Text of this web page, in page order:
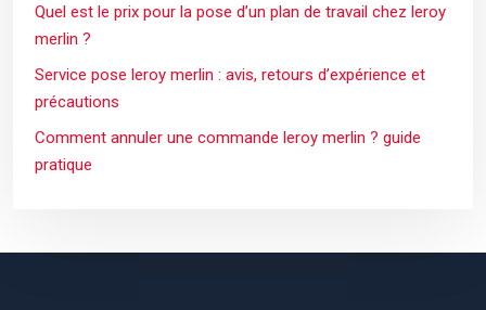
Quel est le prix pour la pose d’un plan de travail chez leroy
merlin ?
Service pose leroy merlin : avis, retours d’expérience et
précautions
Comment annuler une commande leroy merlin ? guide
pratique